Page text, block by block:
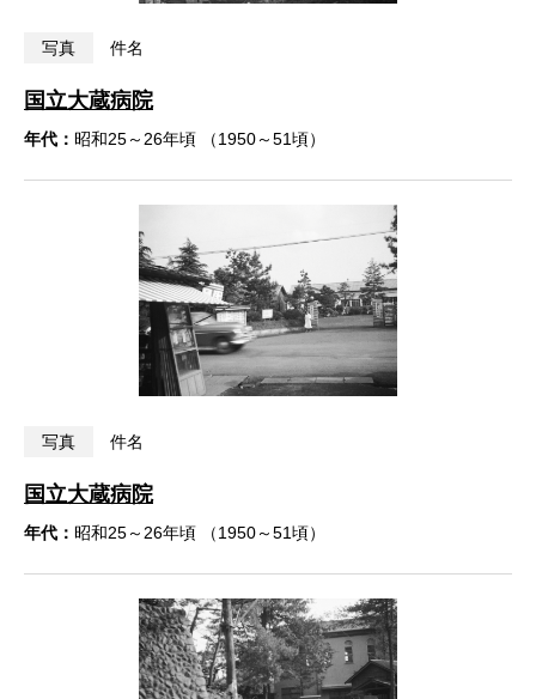
写真 件名
国立大蔵病院
年代： 昭和25～26年頃 （1950～51頃）
写真 件名
国立大蔵病院
年代： 昭和25～26年頃 （1950～51頃）